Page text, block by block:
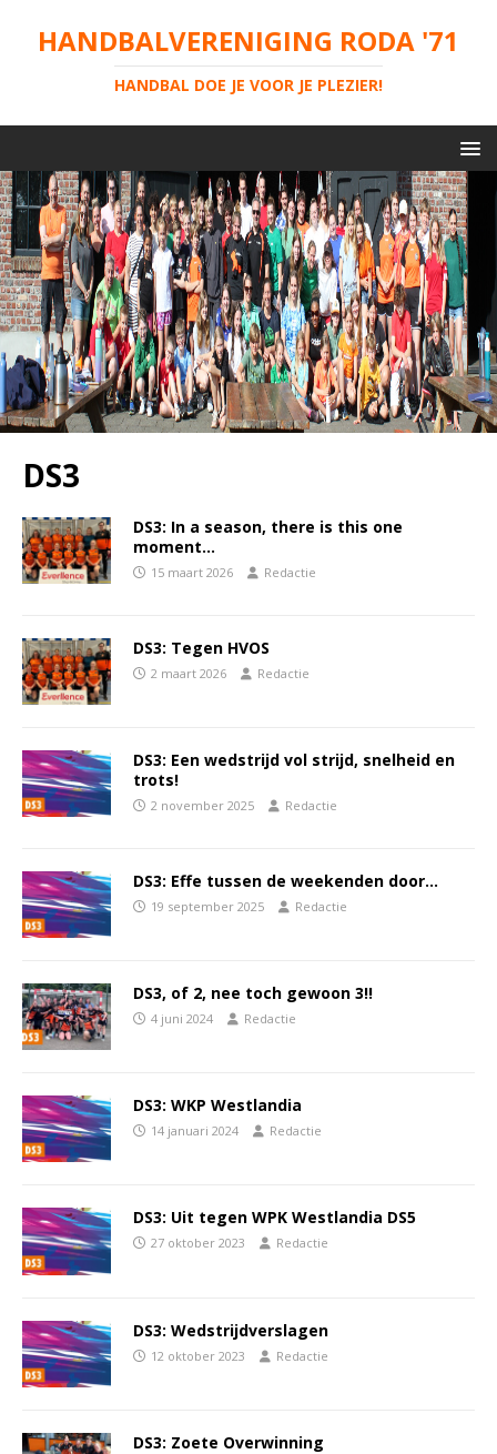
HANDBALVERENIGING RODA '71
HANDBAL DOE JE VOOR JE PLEZIER!
DS3
DS3: In a season, there is this one
moment…
15 maart 2026 Redactie
DS3: Tegen HVOS
2 maart 2026 Redactie
DS3: Een wedstrijd vol strijd, snelheid en
trots!
2 november 2025 Redactie
DS3: Effe tussen de weekenden door…
19 september 2025 Redactie
DS3, of 2, nee toch gewoon 3!!
4 juni 2024 Redactie
DS3: WKP Westlandia
14 januari 2024 Redactie
DS3: Uit tegen WPK Westlandia DS5
27 oktober 2023 Redactie
DS3: Wedstrijdverslagen
12 oktober 2023 Redactie
DS3: Zoete Overwinning